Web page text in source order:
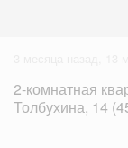
2-комнатная
Толбухина, 14